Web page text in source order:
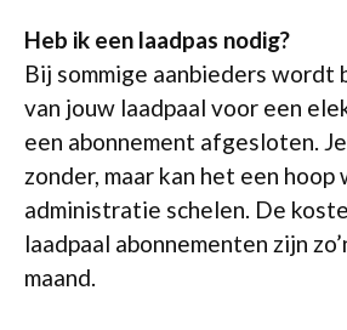
Heb ik een laadpas nodig?
Bij sommige aanbieders wordt
van jouw laadpaal voor een
een abonnement afgesloten.
zonder, maar kan het een hoop
administratie schelen. De
laadpaal abonnementen zijn
maand.